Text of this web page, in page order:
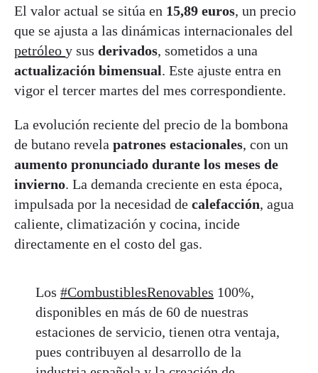
El valor actual se sitúa en 15,89 euros, un precio
que se ajusta a las dinámicas internacionales del
petróleo y sus derivados, sometidos a una
actualización bimensual. Este ajuste entra en
vigor el tercer martes del mes correspondiente.
La evolución reciente del precio de la bombona
de butano revela patrones estacionales, con un
aumento pronunciado durante los meses de
invierno. La demanda creciente en esta época,
impulsada por la necesidad de calefacción, agua
caliente, climatización y cocina, incide
directamente en el costo del gas.
Los #CombustiblesRenovables 100%,
disponibles en más de 60 de nuestras
estaciones de servicio, tienen otra ventaja,
pues contribuyen al desarrollo de la